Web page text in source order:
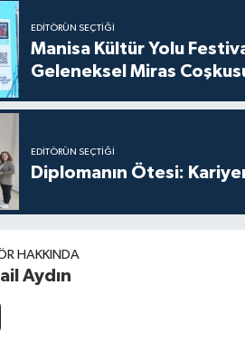
EDITÖRÜN SEÇTIĞI
Manisa Kültür Yolu
Geleneksel Miras
EDITÖRÜN SEÇTIĞI
Diplomanın Ötesi:
HAKKINDA
Aydın